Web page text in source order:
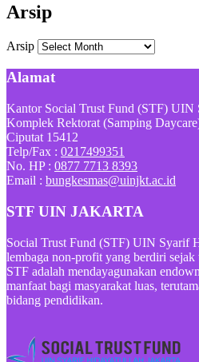
Arsip
Arsip
Alamat
Kantor Social Trust Fund (STF) UIN
Komplek Rektorat (Samping
Ciputat 15412
Telp/Fax : 0217499351
No. HP : 0877 7713 8393
Email : bungkesmas@uinjkt.ac.id
STF UIN JAKARTA
Social Trust Fund (STF) UIN Syarif
lembaga non-profit yang berdiri sejak
STF adalah mendayagunakan
manfaat bagi masyarakat luas,
bidang pendidikan.